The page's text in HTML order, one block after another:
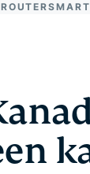
ROUTER